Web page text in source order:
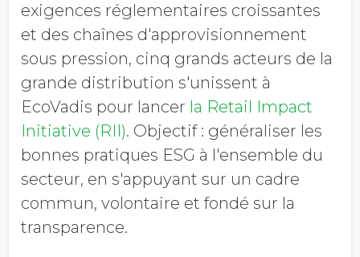
exigences réglementaires croissantes
et des chaînes d'approvisionnement
sous pression, cinq grands acteurs de la
grande distribution s'unissent à
EcoVadis pour lancer la Retail Impact
Initiative (RII). Objectif : généraliser les
bonnes pratiques ESG à l'ensemble du
secteur, en s'appuyant sur un cadre
commun, volontaire et fondé sur la
transparence.